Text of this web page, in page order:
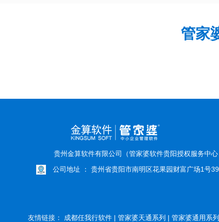
管家
贵州金算软件有限公司（管家婆软件贵阳授权服务中
公司地址 ： 贵州省贵阳市南明区花果园财富广场1号
友情链接： 成都任我行软件 | 管家婆天通系列 | 管家婆通用系